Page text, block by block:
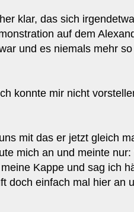
klar, das sich
auf dem
und es niemals mehr
konnte mir nicht
mit das er jetzt gleich
mich an und meinte nur:
Kappe und sag ich
doch einfach mal hier an